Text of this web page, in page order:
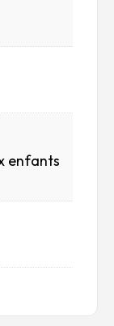
enfants